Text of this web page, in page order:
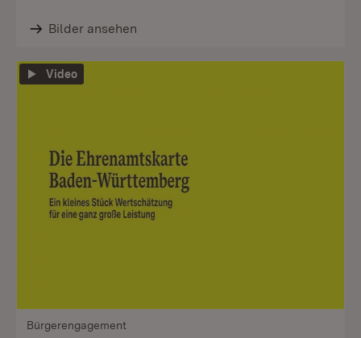
Bilder ansehen
Video
Bürgerengagement